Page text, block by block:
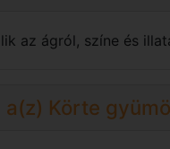
az ágról, színe és
Körte